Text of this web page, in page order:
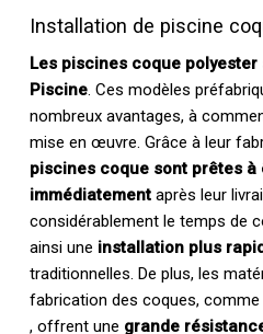
Installation de piscine
Les piscines coque polyester
Piscine. Ces modèles
nombreux avantages, à
mise en œuvre. Grâce à leur
piscines coque sont prêtes à
immédiatementaprès leur
considérablement le temps de
ainsi une installation plus
traditionnelles. De plus, les
fabrication des coques,
, offrent une grande